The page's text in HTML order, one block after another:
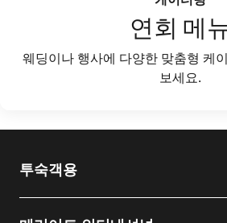
연회 메
웨딩이나 행사에 다양한 맞춤형 케
보세요.
투숙객용